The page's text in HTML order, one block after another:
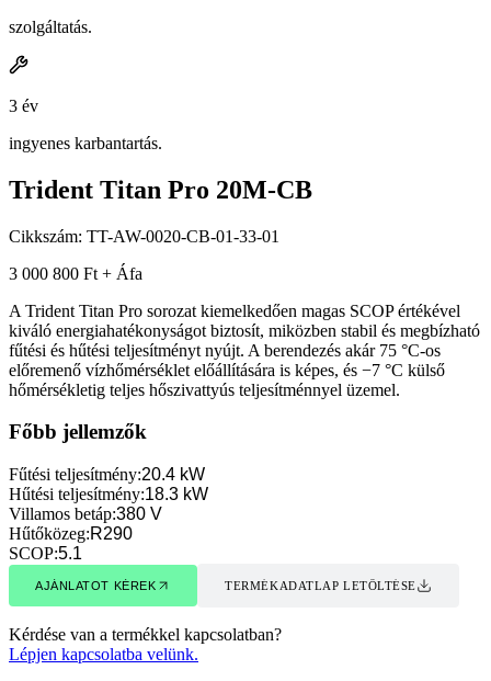
szolgáltatás.
3 év
ingyenes karbantartás.
Trident Titan Pro 20M-CB
Cikkszám: TT-AW-0020-CB-01-33-01
3 000 800 Ft + Áfa
A Trident Titan Pro sorozat kiemelkedően magas SCOP értékével
kiváló energiahatékonyságot biztosít, miközben stabil és megbízható
fűtési és hűtési teljesítményt nyújt. A berendezés akár 75 °C-os
előremenő vízhőmérséklet előállítására is képes, és −7 °C külső
hőmérsékletig teljes hőszivattyús teljesítménnyel üzemel.
Főbb jellemzők
Fűtési teljesítmény:20.4 kW
Hűtési teljesítmény:18.3 kW
Villamos betáp:380 V
Hűtőközeg:R290
SCOP:5.1
AJÁNLATOT KÉREK TERMÉKADATLAP LETÖLTÉSE
Kérdése van a termékkel kapcsolatban?
Lépjen kapcsolatba velünk.